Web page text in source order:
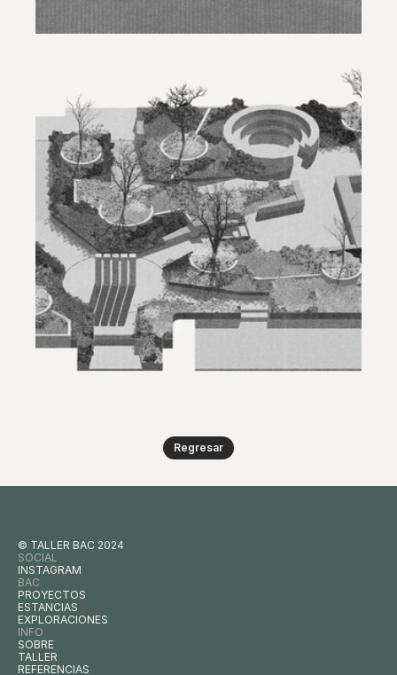
Regresar
© TALLER BAC 2024
SOCIAL
INSTAGRAM
BAC
PROYECTOS
ESTANCIAS
EXPLORACIONES
INFO
SOBRE
TALLER
REFERENCIAS